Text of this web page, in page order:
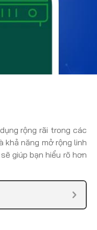
rộng rãi trong các
năng mở rộng linh
giúp bạn hiểu rõ hơn